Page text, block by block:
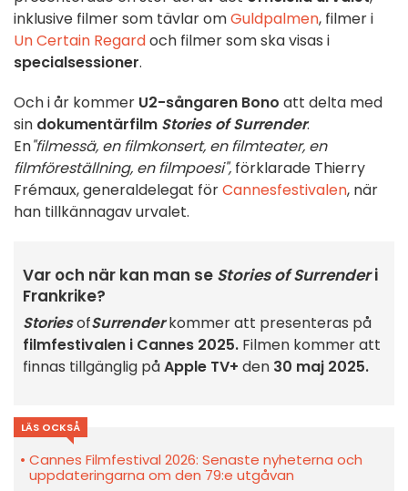
inklusive filmer som tävlar omGuldpalmen, filmer i
Un Certain Regardoch filmer som ska visas i
specialsessioner.
Och i år kommer U2-sångaren Bono att delta med
sin dokumentärfilm Stories of Surrender.
En"filmessä, en filmkonsert, en filmteater, en
filmföreställning, en filmpoesi", förklarade Thierry
Frémaux, generaldelegat förCannesfestivalen, när
han tillkännagav urvalet.
Var och när kan man se Stories of Surrenderi
Frankrike?
StoriesofSurrenderkommer att presenteras på
filmfestivalen i Cannes 2025. Filmen kommer att
finnas tillgänglig påApple TV+ den 30 maj 2025.
LÄS OCKSÅ
Cannes Filmfestival 2026: Senaste nyheterna och
uppdateringarna om den 79:e utgåvan